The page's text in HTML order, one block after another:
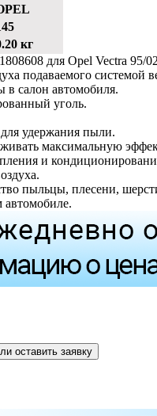
кг
для Opel Vectra 95/
подаваемого системой
салон автомобиля.
уголь.
удержания пыли.
максимальную
и
пыльцы, плесени,
оставить заявку